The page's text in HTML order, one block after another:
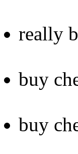
really
buy
buy